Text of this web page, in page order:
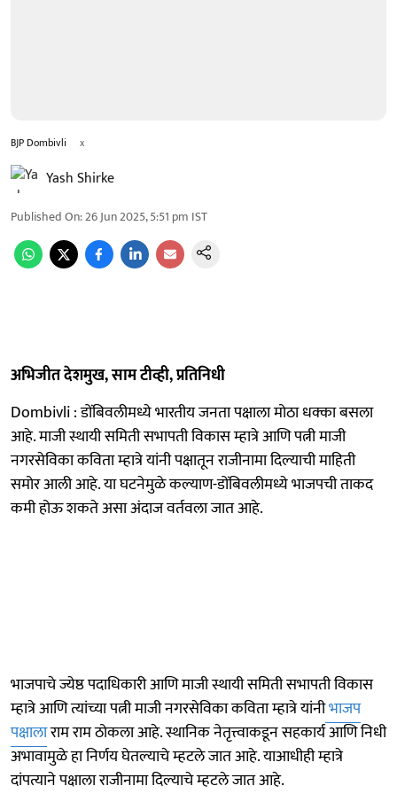
BJP Dombivli x
Yash Shirke
Published On:26 Jun 2025, 5:51 pm IST
अभिजीत देशमुख, साम टीव्ही, प्रतिनिधी
Dombivli : डोंबिवलीमध्ये भारतीय जनता पक्षाला मोठा धक्का बसला
आहे. माजी स्थायी समिती सभापती विकास म्हात्रे आणि पत्नी माजी
नगरसेविका कविता म्हात्रे यांनी पक्षातून राजीनामा दिल्याची माहिती
समोर आली आहे. या घटनेमुळे कल्याण-डोंबिवलीमध्ये भाजपची ताकद
कमी होऊ शकते असा अंदाज वर्तवला जात आहे.
भाजपाचे ज्येष्ठ पदाधिकारी आणि माजी स्थायी समिती सभापती विकास
म्हात्रे आणि त्यांच्या पत्नी माजी नगरसेविका कविता म्हात्रे यांनीभाजप
पक्षालाराम राम ठोकला आहे. स्थानिक नेतृत्त्वाकडून सहकार्य आणि निधी
अभावामुळे हा निर्णय घेतल्याचे म्हटले जात आहे. याआधीही म्हात्रे
दांपत्याने पक्षाला राजीनामा दिल्याचे म्हटले जात आहे.